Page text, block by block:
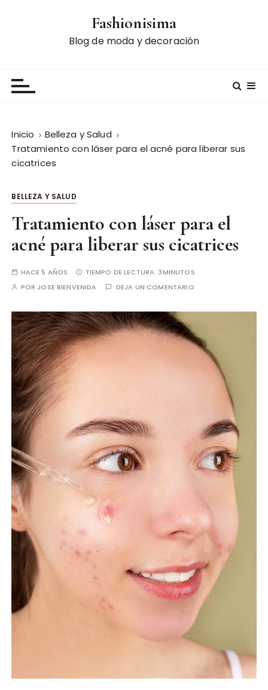
Fashionisima
Blog de moda y decoración
Inicio
Belleza y Salud
Tratamiento con láser para el acné para liberar sus
cicatrices
BELLEZA Y SALUD
Tratamiento con láser para el
acné para liberar sus cicatrices
HACE 5 AÑOS TIEMPO DE LECTURA: 3MINUTOS
POR JOSE BIENVENIDA DEJA UN COMENTARIO